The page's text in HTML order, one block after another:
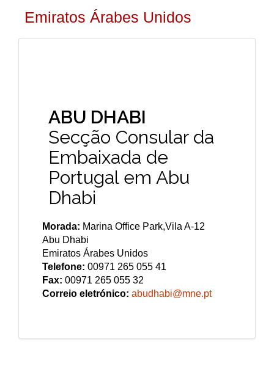
Emiratos Árabes Unidos
ABU DHABI
Secção Consular da
Embaixada de
Portugal em Abu
Dhabi
Morada: Marina Office Park,Vila A-12
Abu Dhabi
Emiratos Árabes Unidos
Telefone: 00971 265 055 41
Fax: 00971 265 055 32
Correio eletrónico: abudhabi@mne.pt